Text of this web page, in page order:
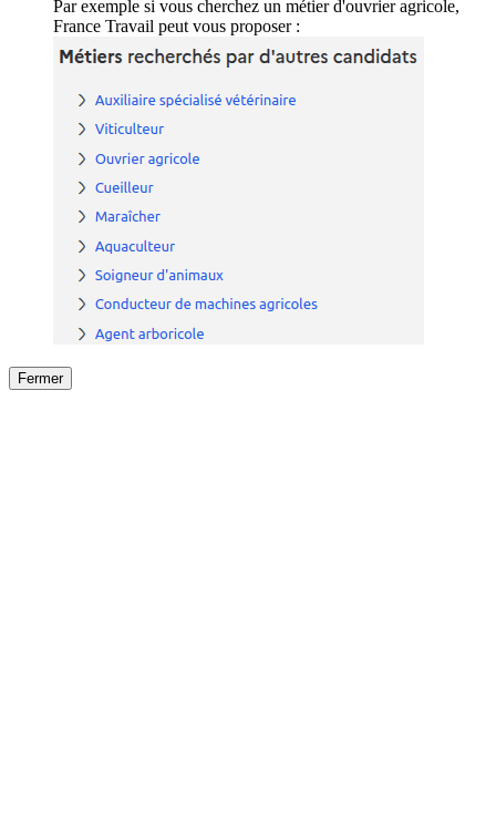
Par exemple si vous cherchez un métier d'ouvrier agricole,
France Travail peut vous proposer :
Fermer